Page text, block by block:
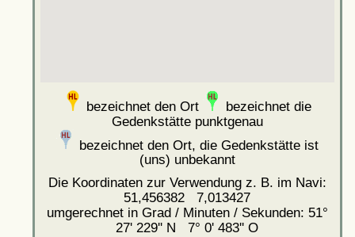
bezeichnet den Ort
bezeichnet die
Gedenkstätte punktgenau
bezeichnet den Ort, die Gedenkstätte ist
(uns) unbekannt
Die Koordinaten zur Verwendung z. B. im Navi:
51,456382 7,013427
umgerechnet in Grad / Minuten / Sekunden: 51°
27' 229'' N 7° 0' 483'' O